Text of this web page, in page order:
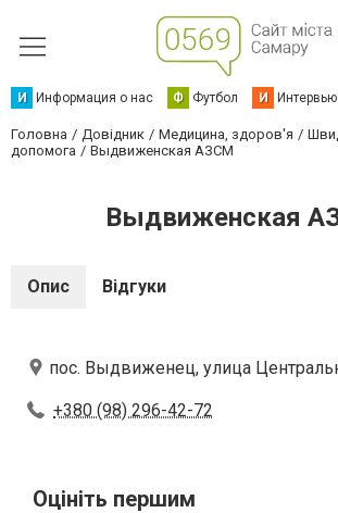
И Информация о нас Ф Футбол И Интервью
Головна Довідник Медицина, здоров'я
допомога
Выдвиженская АЗСМ
Выдвиженская
Опис Відгуки
пос. Выдвиженец, улица
+380 (98) 296-42-72
Оцініть першим